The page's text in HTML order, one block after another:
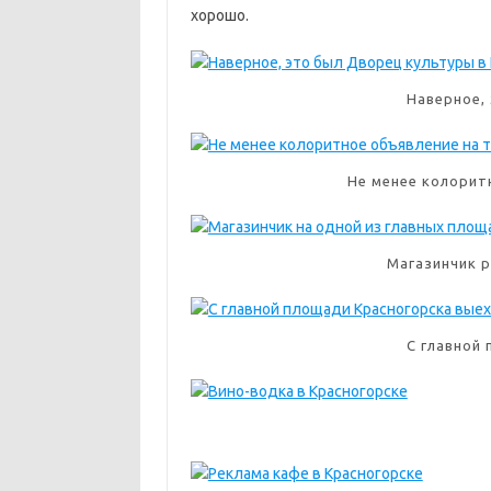
хорошо.
Наверное,
Не менее
Магазинчик
С главной